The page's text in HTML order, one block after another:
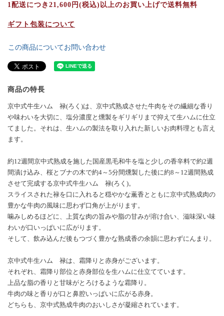
1配送につき21,600円(税込)以上のお買い上げで送料無料
ギフト包装について
この商品についてお問い合わせ
商品の特長
京中式牛生ハム 禄(ろく)は、京中式熟成させた牛肉をその繊細な香り
や味わいを大切に、塩分濃度と燻製をギリギリまで抑えて生ハムに仕立
てました。それは、生ハムの製法を取り入れた新しいお肉料理とも言え
ます。
約12週間京中式熟成を施した国産黒毛和牛を塩と少しの香辛料で約2週
間漬け込み、桜とブナの木で約4～5分間燻製した後に約8～12週間熟成
させて完成する京中式牛生ハム 禄(ろく)。
スライスされた禄を口に入れると穏やかな薫香とともに京中式熟成肉の
豊かな牛肉の風味に思わず口角が上がります。
噛みしめるほどに、上質な肉の旨みや脂の甘みが溶け合い、滋味深い味
わいが口いっぱいに広がります。
そして、飲み込んだ後もつづく豊かな熟成香の余韻に思わずにんまり。
京中式牛生ハム 禄は、霜降りと赤身がございます。
それぞれ、霜降り部位と赤身部位を生ハムに仕立てています。
上品な脂の香りと甘味がとろけるような霜降り。
牛肉の味と香りが口と鼻腔いっぱいに広がる赤身。
どちらも、京中式熟成牛肉のおいしさが凝縮されています。